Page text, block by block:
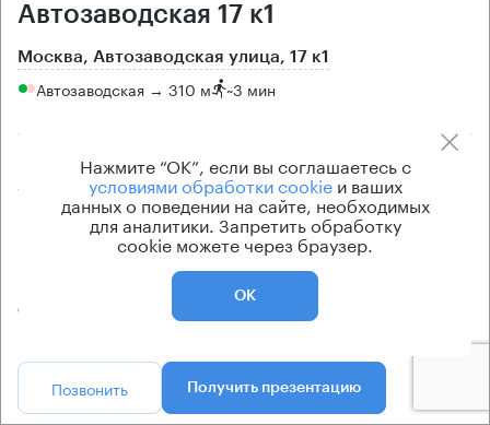
Автозаводская 17 к1
Москва, Автозаводская улица, 17 к1
Автозаводская → 310 м ~3 мин
Площадь здания
5568 кв.м
Цена продажи
по запросу
Класс здания Вентиляция
приточно-вытяжная
сплит-системы
Позвонить Получить презентацию
Нажмите “ОК”, если вы соглашаетесь с
условиями обработки cookieи ваших
данных о поведении на сайте, необходимых
для аналитики. Запретить обработку
cookie можете через браузер.
ОК